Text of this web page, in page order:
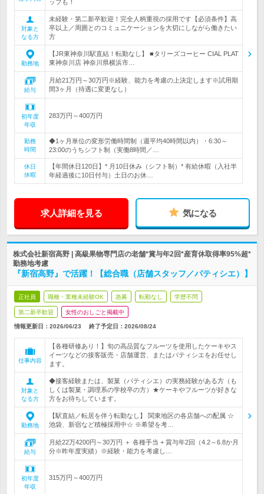
ップも！
対象と
なる方
未経験・第二新卒歓迎！完全人柄重視の採用です【必須条件】高
卒以上／周囲とのコミュニケーションを大切にしながら働きたい
方
勤務地
【JR東神奈川駅直結！転勤なし】 ■タリーズコーヒー CIAL PLAT
東神奈川店 神奈川県横浜市…
給与
月給21万円～30万円※経験、能力を考慮の上決定します※試用期
間3ヶ月（待遇に変更なし）
初年度
年収
283万円～400万円
勤務
時間
◆1ヶ月単位の変形労働時間制（週平均40時間以内）・6:30～
23:00のうちシフト制（実働8時間／…
休日
休暇
【年間休日120日】* 月10日休み（シフト制）* 有給休暇（入社半
年経過後に10日付与）土日のお休…
求人詳細を見る 気になる
株式会社新宿高野 | 高級果物専門店の老舗*賞与年2回*産育休取得率95%超*
勤務地考慮
『新宿高野』で活躍！【総合職（店舗スタッフ／パティシエ）】
正社員 職種・業種未経験OK 急募 転勤なし 学歴不問
第二新卒歓迎 女性のおしごと掲載中
情報更新日：2026/06/23 終了予定日： 2026/08/24
仕事内容
【各種研修あり！】旬の高品質なフルーツを使用したケーキやス
イーツなどの接客販売・店舗運営、またはパティシエをお任せし
ます。
対象と
なる方
◆接客経験または、製菓（パティシエ）の実務経験がある方（も
しくは製菓・調理系の学校卒の方）★ケーキやフルーツが好きな
方をお待ちしています。
勤務地
【駅直結／転居を伴う転勤なし】 関東地区の各店舗への配属 ☆
池袋、新宿など積極採用中☆ ※希望を考…
給与
月給22万4200円～30万円 ＋ 各種手当 + 賞与年2回（4.2～6.8か月
分※昨年度実績）※経験・能力を考慮し…
初年度
年収
315万円～400万円